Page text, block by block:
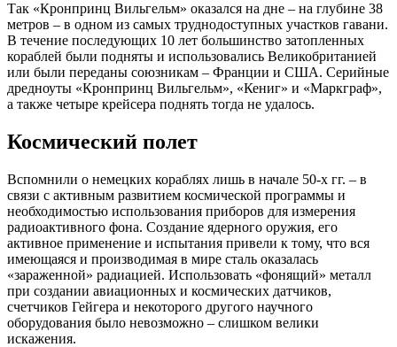
Так «Кронпринц Вильгельм» оказался на дне – на глубине 38
метров – в одном из самых труднодоступных участков гавани.
В течение последующих 10 лет большинство затопленных
кораблей были подняты и использовались Великобританией
или были переданы союзникам – Франции и США. Серийные
дредноуты «Кронпринц Вильгельм», «Кениг» и «Маркграф»,
а также четыре крейсера поднять тогда не удалось.
Космический полет
Вспомнили о немецких кораблях лишь в начале 50-х гг. – в
связи с активным развитием космической программы и
необходимостью использования приборов для измерения
радиоактивного фона. Создание ядерного оружия, его
активное применение и испытания привели к тому, что вся
имеющаяся и производимая в мире сталь оказалась
«зараженной» радиацией. Использовать «фонящий» металл
при создании авиационных и космических датчиков,
счетчиков Гейгера и некоторого другого научного
оборудования было невозможно – слишком велики
искажения.